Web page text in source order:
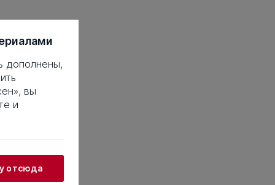
это такое?
39
40
59
99
100
119
120
139 140
дополнены,
вы
и
отсюда